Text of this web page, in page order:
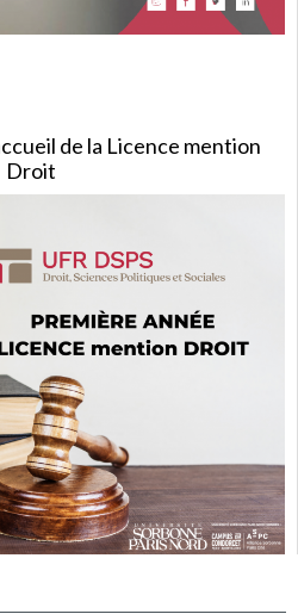
de la Licence mention
Droit